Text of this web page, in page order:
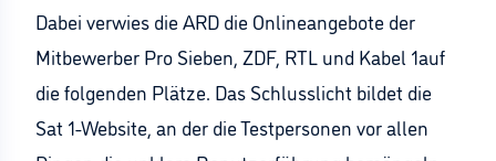
Dabei verwies die ARD die Onlineangebote der
Mitbewerber Pro Sieben, ZDF, RTL und Kabel 1auf
die folgenden Plätze. Das Schlusslicht bildet die
Sat 1-Website, an der die Testpersonen vor allen